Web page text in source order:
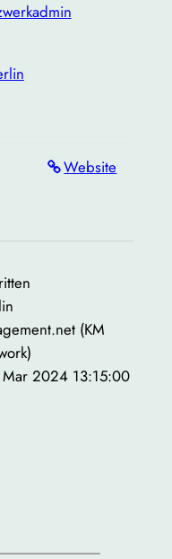
Website
(KM
2024 13:15:00